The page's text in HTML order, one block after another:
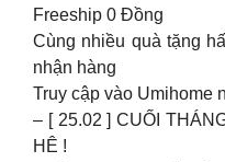
Freeship 0 Đồng
Cùng nhiều quà tặng
nhận hàng
Truy cập vào Umihome
– [ 25.02 ] CUỐI
HÊ !